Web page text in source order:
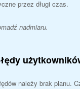
przez długi czas.
nadmiaru.
należy brak planu.